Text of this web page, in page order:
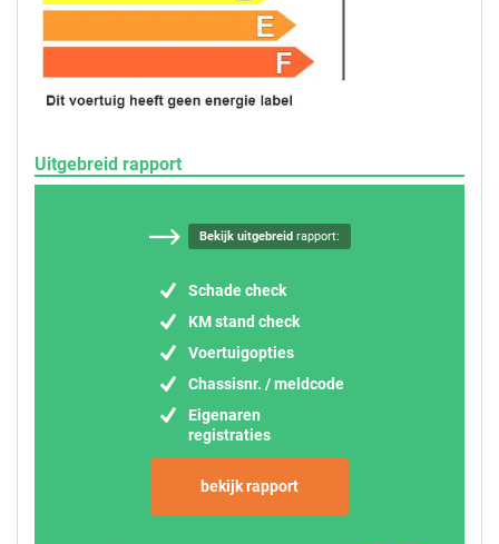
Uitgebreid rapport
Bekijk uitgebreidrapport:
Schade check
KM stand check
Voertuigopties
Chassisnr. / meldcode
Eigenaren
registraties
bekijk rapport